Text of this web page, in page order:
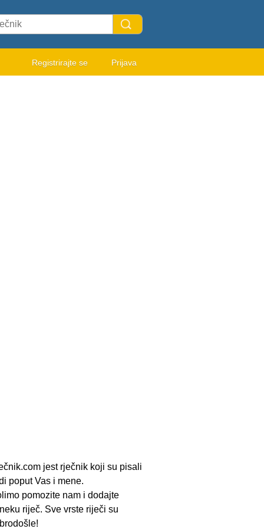
Registrirajte se Prijava
jest rječnik koji su pisali
poput Vas i mene.
pomozite nam i dodajte
riječ. Sve vrste riječi su